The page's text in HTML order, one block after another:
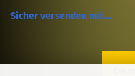
Sicher versenden mit....